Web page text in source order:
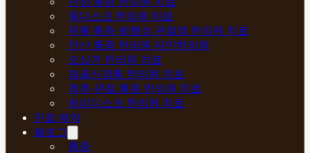
목디스크 한의원 치료
무릎 통증·퇴행성 관절염 한의원 치료
안산 통증 한의원 자민한의원
오십견 한의원 치료
좌골신경통 한의원 치료
척추·관절 통증 한의원 치료
허리디스크 한의원 치료
진료 예약
블로그
통증